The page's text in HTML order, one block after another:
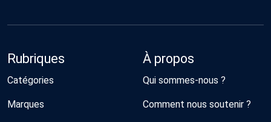
Rubriques
Catégories
Marques
À propos
Qui sommes-nous ?
Comment nous soutenir ?